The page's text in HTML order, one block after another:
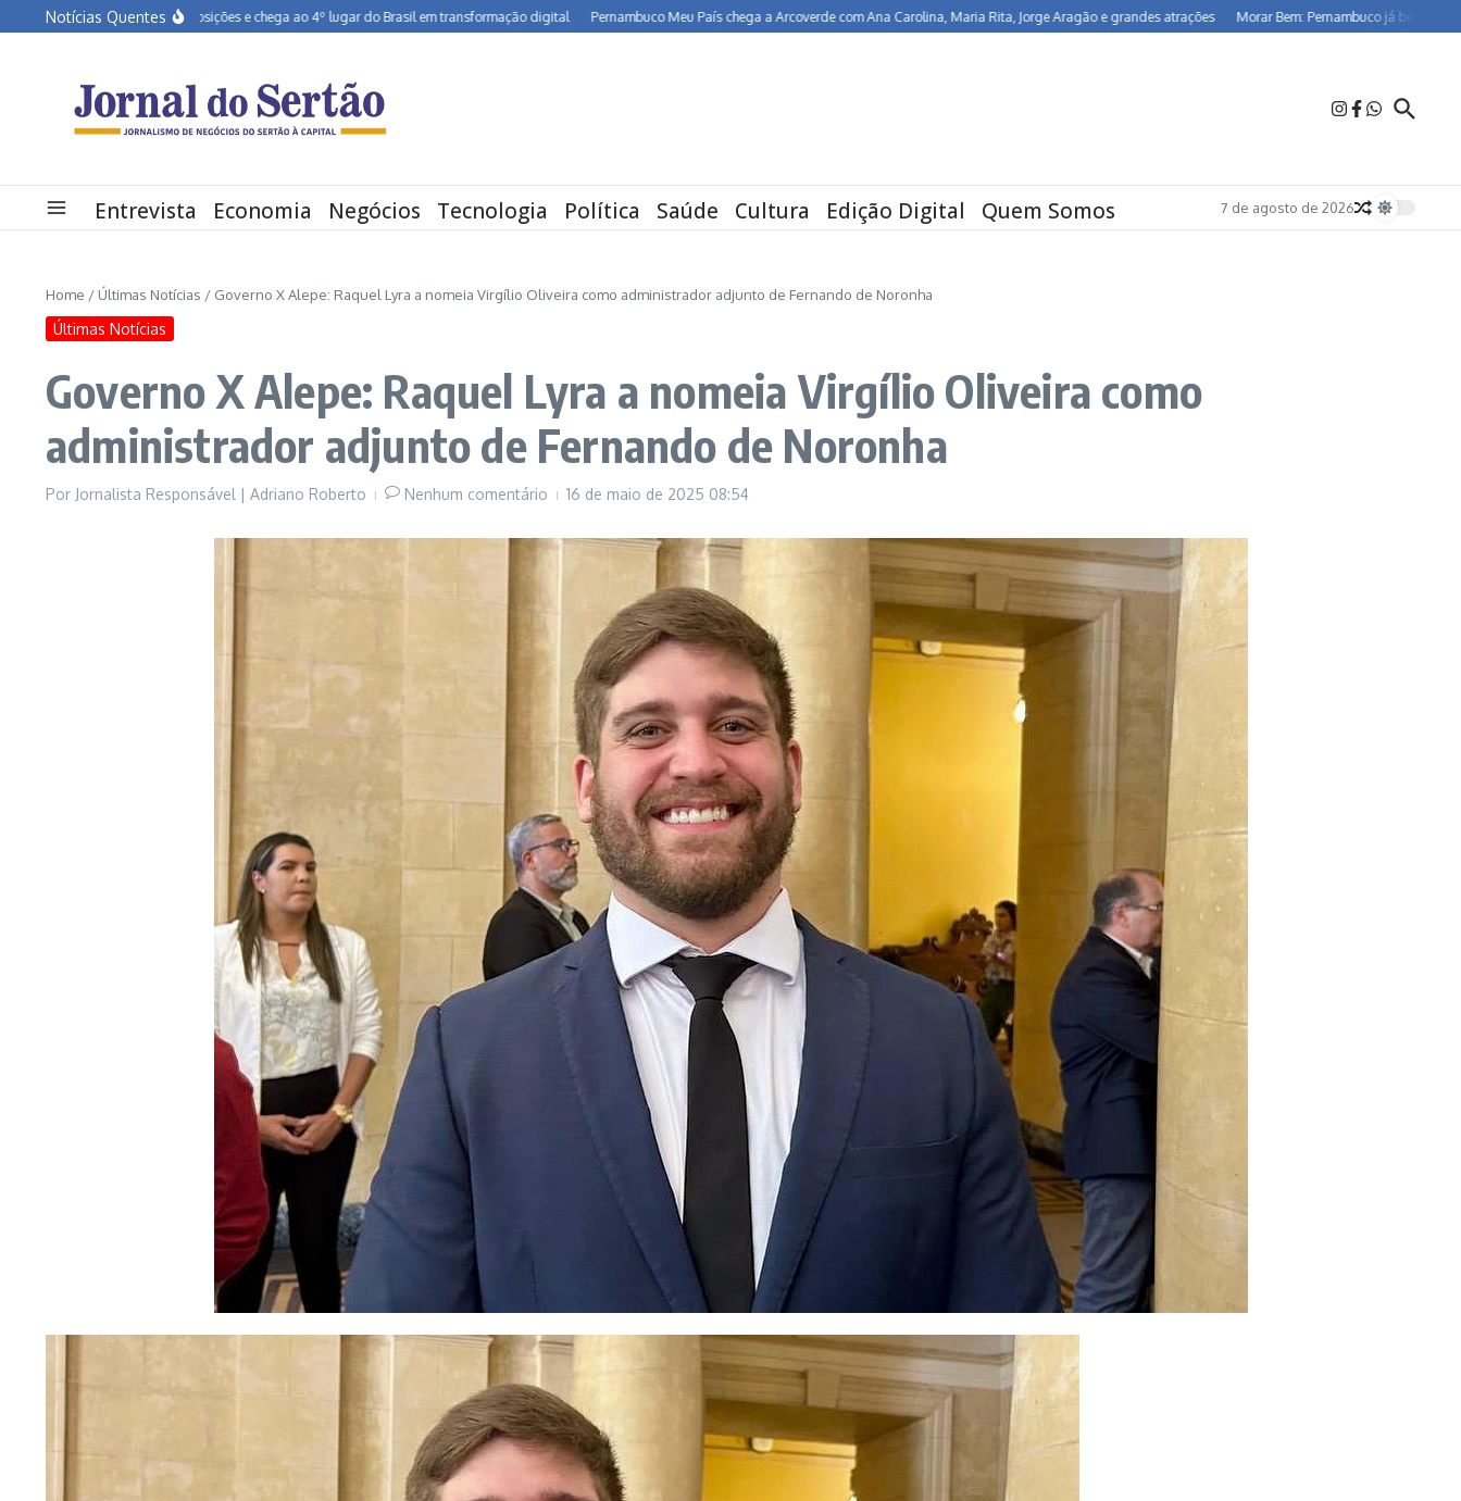
Ir para o conteúdo
Notícias Quentes
Pernambuco salta dez posições e chega ao 4º lugar do Brasil em transformação digital Pernambuco Meu País chega a Arcoverde com Ana Carolina, Maria Rita, Jorge Aragão e grandes atrações Morar Bem: Pernambuco já beneficia 26,5
Entrevista Economia Negócios Tecnologia Política Saúde Cultura Edição Digital Quem Somos 7 de agosto de 2026
Home / Últimas Notícias / Governo X Alepe: Raquel Lyra a nomeia Virgílio Oliveira como administrador adjunto de Fernando de Noronha
Últimas Notícias
Governo X Alepe: Raquel Lyra a nomeia Virgílio Oliveira como
administrador adjunto de Fernando de Noronha
Por Jornalista Responsável | Adriano Roberto Nenhum comentário 16 de maio de 2025 08:54